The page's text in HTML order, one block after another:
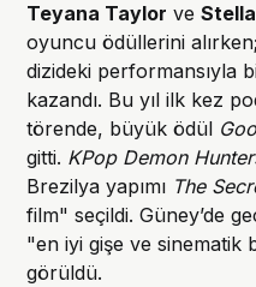
Teyana Taylor ve
oyuncu ödüllerini alırken;
dizideki performansıyla
kazandı. Bu yıl ilk kez
törende, büyük ödül
gitti. KPop Demon
Brezilya yapımı The
film" seçildi. Güney’de
"en iyi gişe ve sinematik
görüldü.